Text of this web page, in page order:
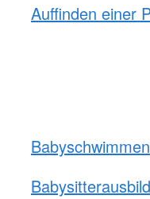
Auffinden einer